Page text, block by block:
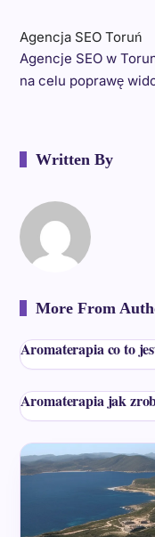
Agencja SEO Toruń
Agencje SEO w
na celu poprawę
Written By
More From
Aromaterapia co to
Aromaterapia jak